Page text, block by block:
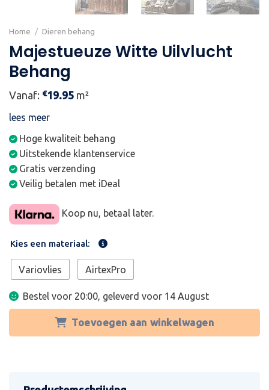
Home / Dieren behang
Majestueuze Witte Uilvlucht
Behang
Vanaf: €19.95 m²
lees meer
Hoge kwaliteit behang
Uitstekende klantenservice
Gratis verzending
Veilig betalen met iDeal
Koop nu, betaal later.
Kies een materiaal:
Variovlies AirtexPro
Bestel voor 20:00, geleverd voor 14 August
Toevoegen aan winkelwagen